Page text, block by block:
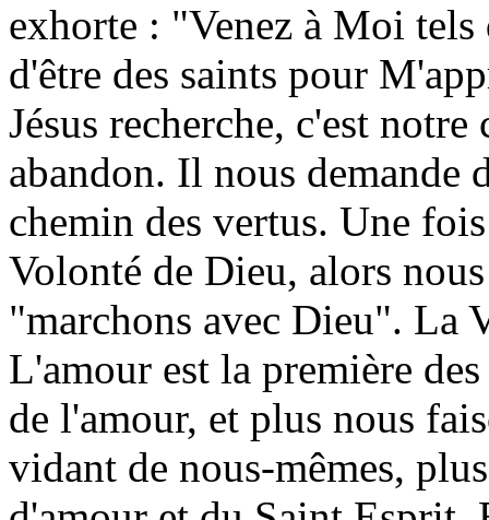
exhorte : "Venez à Moi tels
d'être des saints pour
Jésus recherche, c'est
abandon. Il nous demande
chemin des vertus. Une
Volonté de Dieu, alors
"marchons avec Dieu". La
L'amour est la première
de l'amour, et plus nous
vidant de nous-mêmes,